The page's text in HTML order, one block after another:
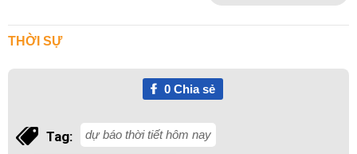
THỜI SỰ
0Chia sẻ
Tag: dự báo thời tiết hôm nay